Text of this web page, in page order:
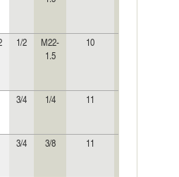
1/2
M22-
1.5
10
3/4 1/4 11
3/4 3/8 11